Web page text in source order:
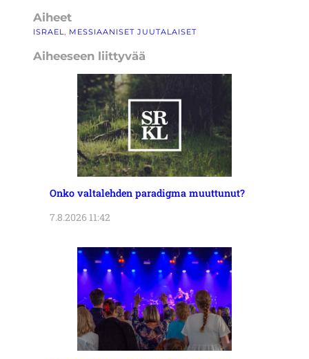
Aiheet
ISRAEL, MESSIAANISET JUUTALAISET
Aiheeseen liittyvää
Onko valtalehden paradigma muuttunut?
7.8.2026 11:42